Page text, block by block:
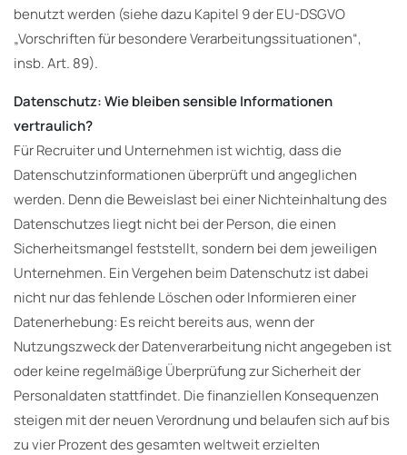
benutzt werden (siehe dazu Kapitel 9 der EU-DSGVO
„Vorschriften für besondere Verarbeitungssituationen“,
insb. Art. 89).
Datenschutz: Wie bleiben sensible Informationen
vertraulich?
Für Recruiter und Unternehmen ist wichtig, dass die
Datenschutzinformationen überprüft und angeglichen
werden. Denn die Beweislast bei einer Nichteinhaltung des
Datenschutzes liegt nicht bei der Person, die einen
Sicherheitsmangel feststellt, sondern bei dem jeweiligen
Unternehmen. Ein Vergehen beim Datenschutz ist dabei
nicht nur das fehlende Löschen oder Informieren einer
Datenerhebung: Es reicht bereits aus, wenn der
Nutzungszweck der Datenverarbeitung nicht angegeben ist
oder keine regelmäßige Überprüfung zur Sicherheit der
Personaldaten stattfindet. Die finanziellen Konsequenzen
steigen mit der neuen Verordnung und belaufen sich auf bis
zu vier Prozent des gesamten weltweit erzielten